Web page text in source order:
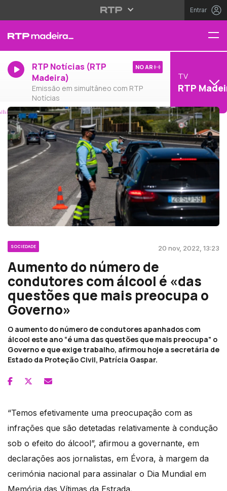
Entrar
RTP Notícias (RTP
Madeira)
Emissão em simultâneo com RTP
Notícias
NO AR
TV
RTP
SOCIEDADE 20 nov, 2022, 13:23
Aumento do número de
condutores com álcool é «das
questões que mais preocupa o
Governo»
O aumento do número de condutores apanhados com
álcool este ano “é uma das questões que mais preocupa” o
Governo e que exige trabalho, afirmou hoje a secretária de
Estado da Proteção Civil, Patrícia Gaspar.
“Temos efetivamente uma preocupação com as
infrações que são detetadas relativamente à condução
sob o efeito do álcool”, afirmou a governante, em
declarações aos jornalistas, em Évora, à margem da
cerimónia nacional para assinalar o Dia Mundial em
Memória das Vítimas da Estrada.